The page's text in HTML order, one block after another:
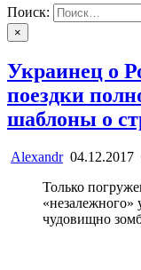
Поиск:
×
Украинец о
поездки
шаблоны о
Alexandr 04.12.2017
Только
«незалежного»
чудовищно